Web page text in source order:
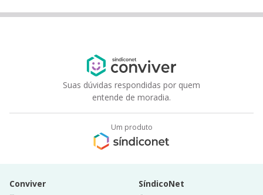
Suas dúvidas respondidas por quem
entende de moradia.
Um produto
Conviver
SíndicoNet